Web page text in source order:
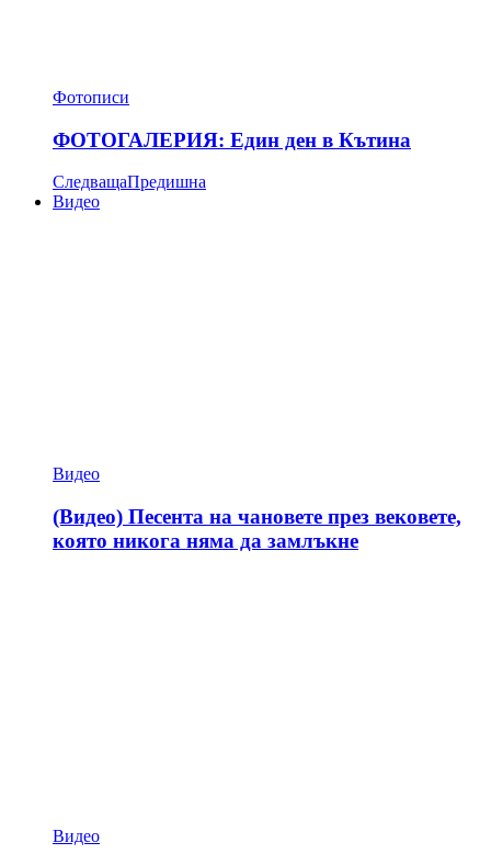
Фотописи
ФОТОГАЛЕРИЯ: Един ден в Кътина
СледващаПредишна
Видео
Видео
(Видео) Песента на чановете през вековете,
която никога няма да замлъкне
Видео